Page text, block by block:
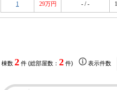
1 29万円 - / -
棟数 2件 (総部屋数： 2件) 表示件数